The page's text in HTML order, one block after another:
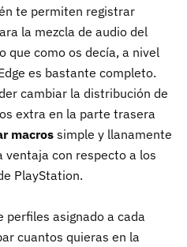
te permiten registrar
la mezcla de audio del
que como os decía, a nivel
es bastante completo.
cambiar la distribución de
extra en la parte trasera
macros simple y llanamente
ventaja con respecto a los
PlayStation.
perfiles asignado a cada
cuantos quieras en la